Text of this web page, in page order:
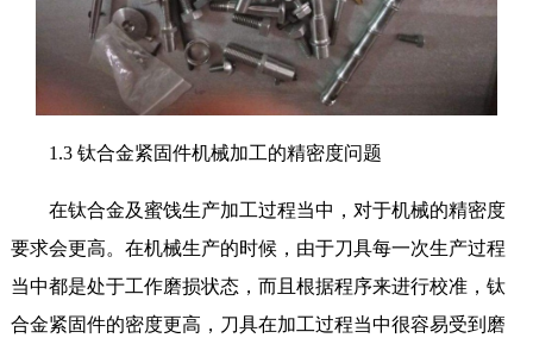
1.3 钛合金紧固件机械加工的精密度问题
在钛合金及蜜饯生产加工过程当中，对于机械的精密度
要求会更高。在机械生产的时候，由于刀具每一次生产过程
当中都是处于工作磨损状态，而且根据程序来进行校准，钛
合金紧固件的密度更高，刀具在加工过程当中很容易受到磨